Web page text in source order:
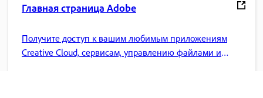
Главная страница Adobe
Получите доступ к вашим любимым приложениям
Creative Cloud, сервисам, управлению файлами и